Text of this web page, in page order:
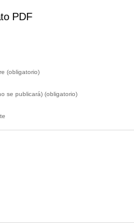
PDF
(obligatorio)
se publicará) (obligatorio)